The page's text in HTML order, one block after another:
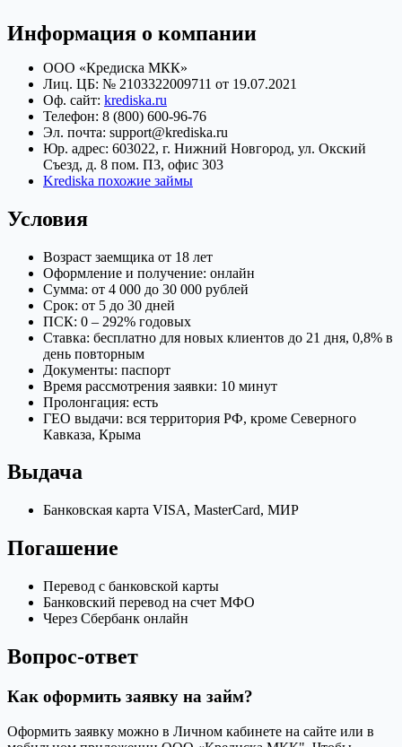
Информация о компании
ООО «Кредиска МКК»
Лиц. ЦБ: № 2103322009711 от 19.07.2021
Оф. сайт: krediska.ru
Телефон: 8 (800) 600-96-76
Эл. почта: support@krediska.ru
Юр. адрес: 603022, г. Нижний Новгород, ул. Окский
Съезд, д. 8 пом. П3, офис 303
Krediska похожие займы
Условия
Возраст заемщика от 18 лет
Оформление и получение: онлайн
Сумма: от 4 000 до 30 000 рублей
Срок: от 5 до 30 дней
ПСК: 0 – 292% годовых
Ставка: бесплатно для новых клиентов до 21 дня, 0,8% в
день повторным
Документы: паспорт
Время рассмотрения заявки: 10 минут
Пролонгация: есть
ГЕО выдачи: вся территория РФ, кроме Северного
Кавказа, Крыма
Выдача
Банковская карта VISA, MasterCard, МИР
Погашение
Перевод с банковской карты
Банковский перевод на счет МФО
Через Сбербанк онлайн
Вопрос-ответ
Как оформить заявку на займ?
Оформить заявку можно в Личном кабинете на сайте или в